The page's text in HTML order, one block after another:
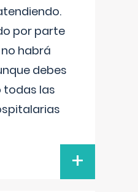
por parte
habrá
debes
todas las
+